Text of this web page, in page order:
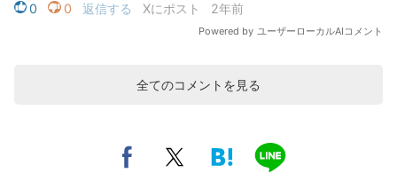
全てのコメントを見る